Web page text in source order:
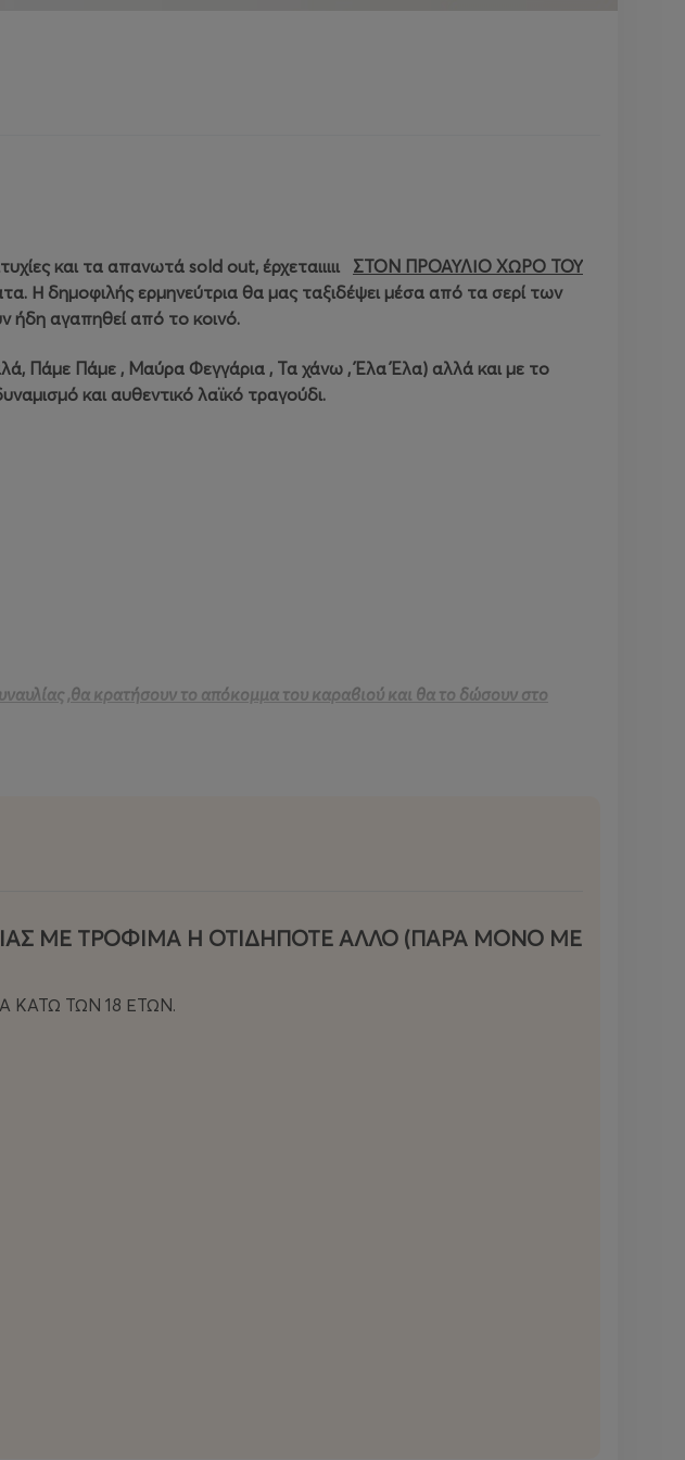
και τα απανωτά sold out, έρχεταιιιιι ΣΤΟΝ ΠΡΟΑΥΛΙΟ ΧΩΡΟ ΤΟΥ
Η δημοφιλής ερμηνεύτρια θα μας ταξιδέψει μέσα από τα σερί των
ήδη αγαπηθεί από το κοινό.
Πάμε Πάμε , Μαύρα Φεγγάρια , Τα χάνω , Έλα Έλα) αλλά και με το
και αυθεντικό λαϊκό τραγούδι.
,θα κρατήσουν το απόκομμα του καραβιού και θα το δώσουν στο
ΜΕ ΤΡΟΦΙΜΑ Η ΟΤΙΔΗΠΟΤΕ ΑΛΛΟ (ΠΑΡΑ ΜΟΝΟ ΜΕ
ΚΑΤΩ ΤΩΝ 18 ΕΤΩΝ.